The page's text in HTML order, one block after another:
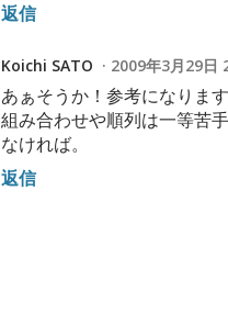
返信
Koichi SATO 2009年3月29日
あぁそうか！参考になります
組み合わせや順列は一等苦
なければ。
返信